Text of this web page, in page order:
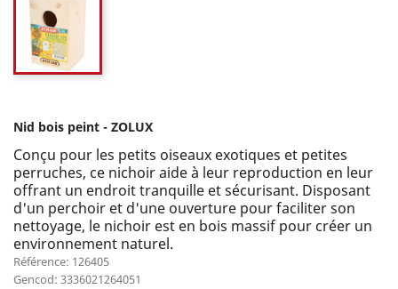
Nid bois peint - ZOLUX
Conçu pour les petits oiseaux exotiques et petites
perruches, ce nichoir aide à leur reproduction en leur
offrant un endroit tranquille et sécurisant. Disposant
d'un perchoir et d'une ouverture pour faciliter son
nettoyage, le nichoir est en bois massif pour créer un
environnement naturel.
Référence: 126405
Gencod: 3336021264051